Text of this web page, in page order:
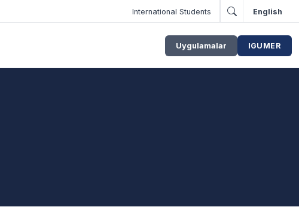
International Students English
Uygulamalar IGUMER